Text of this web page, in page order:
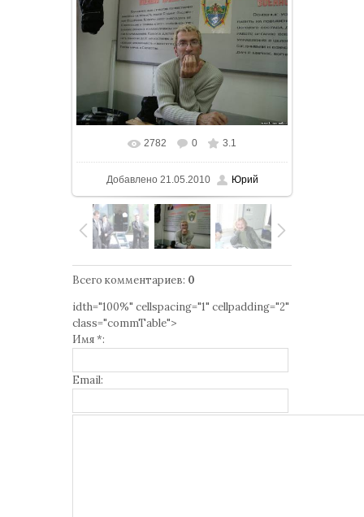
В реальном размере 1024x768
420.7Kb
2782 0 3.1
Добавлено 21.05.2010 Юрий
Всего комментариев: 0
idth="100%" cellspacing="1" cellpadding="2"
class="commTable">
Имя *:
Email: